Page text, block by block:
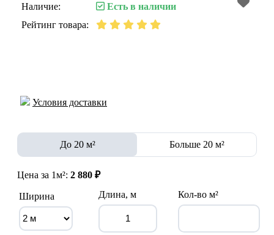
Наличие:
Есть в наличии
Рейтинг товара:
Условия доставки
До 20 м² Больше 20 м²
Цена за 1м²: 2 880 ₽
Ширина Длина, м Кол-во м²